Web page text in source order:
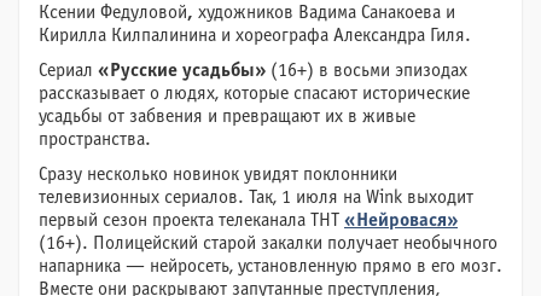
Ксении Федуловой, художников Вадима Санакоева и
Кирилла Килпалинина и хореографа Александра Гиля.
Сериал «Русские усадьбы» (16+) в восьми эпизодах
рассказывает о людях, которые спасают исторические
усадьбы от забвения и превращают их в живые
пространства.
Сразу несколько новинок увидят поклонники
телевизионных сериалов. Так, 1 июля на Wink выходит
первый сезон проекта телеканала ТНТ «Нейровася»
(16+). Полицейский старой закалки получает необычного
напарника — нейросеть, установленную прямо в его мозг.
Вместе они раскрывают запутанные преступления,